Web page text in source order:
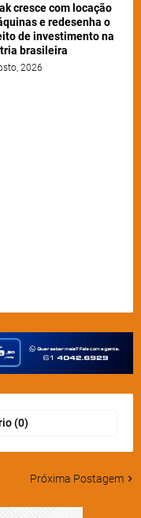
cresce com locação
e redesenha o
de investimento na
brasileira
2026
(0)
Próxima Postagem